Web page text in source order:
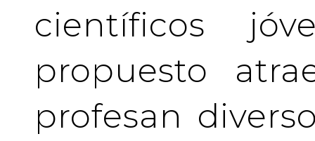
científicos
propuesto
profesan